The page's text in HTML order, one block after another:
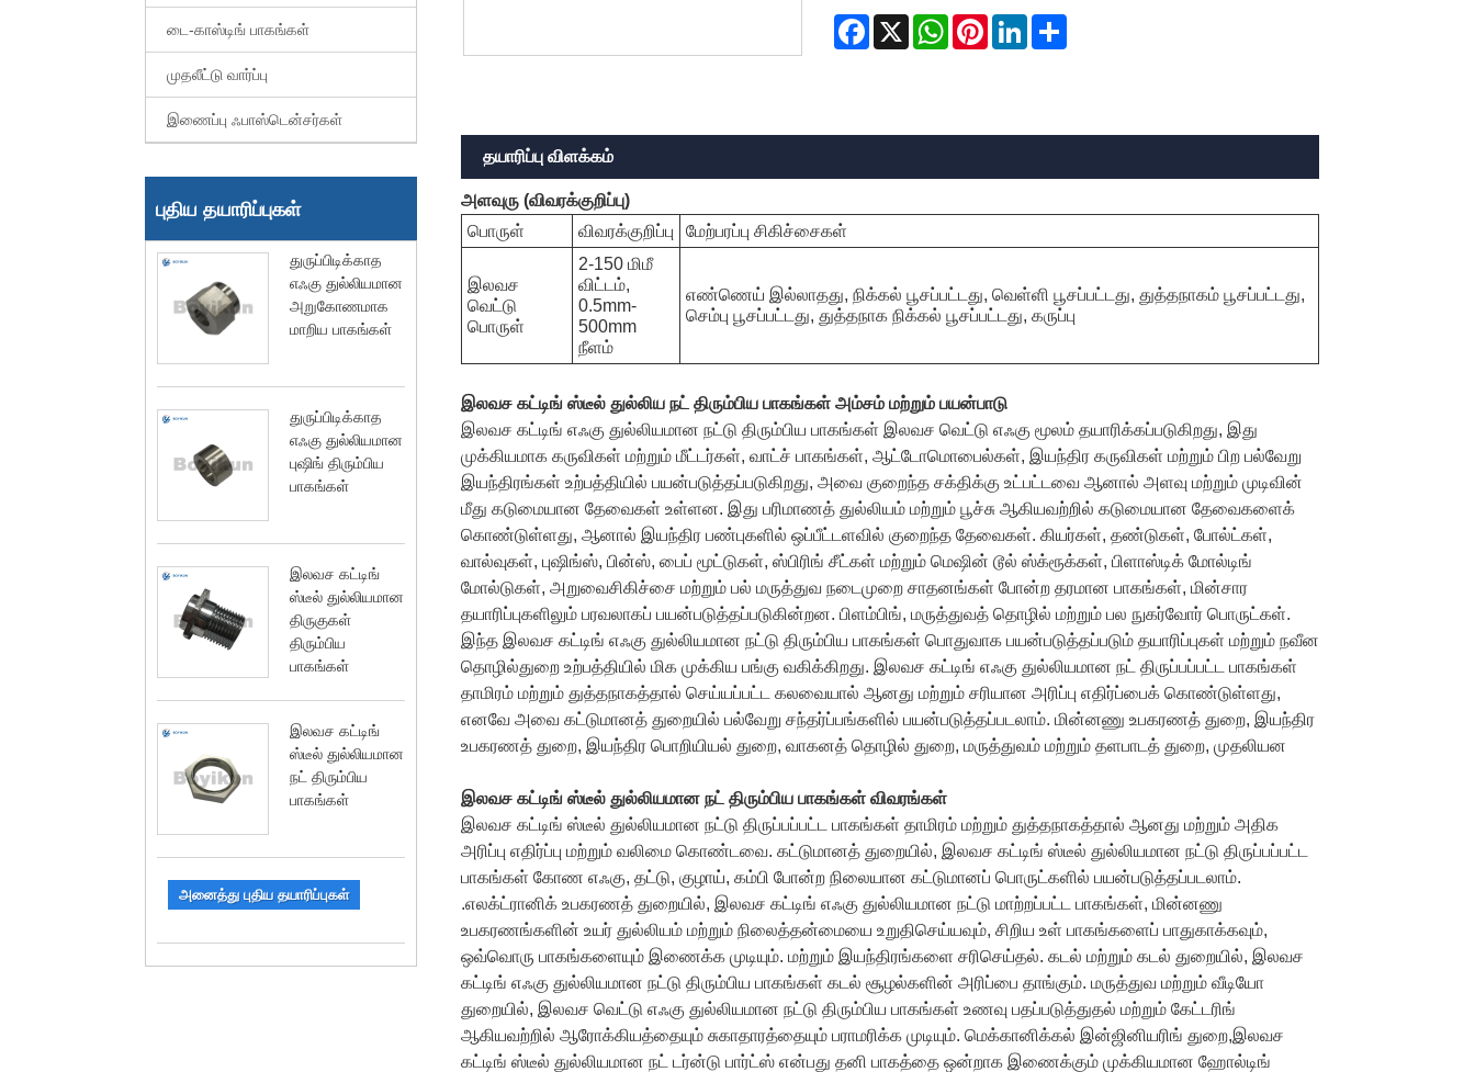
டை-காஸ்டிங் பாகங்கள்
முதலீட்டு வார்ப்பு
இணைப்பு ஃபாஸ்டென்சர்கள்
புதிய தயாரிப்புகள்
துருப்பிடிக்காத
எஃகு துல்லியமான
அறுகோணமாக
மாறிய பாகங்கள்
துருப்பிடிக்காத
எஃகு துல்லியமான
புஷிங் திரும்பிய
பாகங்கள்
இலவச கட்டிங்
ஸ்டீல் துல்லியமான
திருகுகள்
திரும்பிய
பாகங்கள்
இலவச கட்டிங்
ஸ்டீல் துல்லியமான
நட் திரும்பிய
பாகங்கள்
அனைத்து புதிய தயாரிப்புகள்
Facebook
X WhatsAppPinterestLinkedInShare
தயாரிப்பு விளக்கம்
அளவுரு (விவரக்குறிப்பு)
பொருள்
விவரக்குறிப்பு மேற்பரப்பு சிகிச்சைகள்
இலவச
வெட்டு
பொருள்
2-150 மிமீ
விட்டம்,
0.5mm-
500mm
நீளம்
எண்ணெய் இல்லாதது, நிக்கல் பூசப்பட்டது, வெள்ளி பூசப்பட்டது, துத்தநாகம் பூசப்பட்டது,
செம்பு பூசப்பட்டது, துத்தநாக நிக்கல் பூசப்பட்டது, கருப்பு
இலவச கட்டிங் ஸ்டீல் துல்லிய நட் திரும்பிய பாகங்கள் அம்சம் மற்றும் பயன்பாடு
இலவச கட்டிங் எஃகு துல்லியமான நட்டு திரும்பிய பாகங்கள் இலவச வெட்டு எஃகு மூலம் தயாரிக்கப்படுகிறது, இது
முக்கியமாக கருவிகள் மற்றும் மீட்டர்கள், வாட்ச் பாகங்கள், ஆட்டோமொபைல்கள், இயந்திர கருவிகள் மற்றும் பிற பல்வேறு
இயந்திரங்கள் உற்பத்தியில் பயன்படுத்தப்படுகிறது, அவை குறைந்த சக்திக்கு உட்பட்டவை ஆனால் அளவு மற்றும் முடிவின்
மீது கடுமையான தேவைகள் உள்ளன. இது பரிமாணத் துல்லியம் மற்றும் பூச்சு ஆகியவற்றில் கடுமையான தேவைகளைக்
கொண்டுள்ளது, ஆனால் இயந்திர பண்புகளில் ஒப்பீட்டளவில் குறைந்த தேவைகள். கியர்கள், தண்டுகள், போல்ட்கள்,
வால்வுகள், புஷிங்ஸ், பின்ஸ், பைப் மூட்டுகள், ஸ்பிரிங் சீட்கள் மற்றும் மெஷின் டூல் ஸ்க்ரூக்கள், பிளாஸ்டிக் மோல்டிங்
மோல்டுகள், அறுவைசிகிச்சை மற்றும் பல் மருத்துவ நடைமுறை சாதனங்கள் போன்ற தரமான பாகங்கள், மின்சார
தயாரிப்புகளிலும் பரவலாகப் பயன்படுத்தப்படுகின்றன. பிளம்பிங், மருத்துவத் தொழில் மற்றும் பல நுகர்வோர் பொருட்கள்.
இந்த இலவச கட்டிங் எஃகு துல்லியமான நட்டு திரும்பிய பாகங்கள் பொதுவாக பயன்படுத்தப்படும் தயாரிப்புகள் மற்றும் நவீன
தொழில்துறை உற்பத்தியில் மிக முக்கிய பங்கு வகிக்கிறது. இலவச கட்டிங் எஃகு துல்லியமான நட் திருப்பப்பட்ட பாகங்கள்
தாமிரம் மற்றும் துத்தநாகத்தால் செய்யப்பட்ட கலவையால் ஆனது மற்றும் சரியான அரிப்பு எதிர்ப்பைக் கொண்டுள்ளது,
எனவே அவை கட்டுமானத் துறையில் பல்வேறு சந்தர்ப்பங்களில் பயன்படுத்தப்படலாம். மின்னணு உபகரணத் துறை, இயந்திர
உபகரணத் துறை, இயந்திர பொறியியல் துறை, வாகனத் தொழில் துறை, மருத்துவம் மற்றும் தளபாடத் துறை, முதலியன
இலவச கட்டிங் ஸ்டீல் துல்லியமான நட் திரும்பிய பாகங்கள் விவரங்கள்
இலவச கட்டிங் ஸ்டீல் துல்லியமான நட்டு திருப்பப்பட்ட பாகங்கள் தாமிரம் மற்றும் துத்தநாகத்தால் ஆனது மற்றும் அதிக
அரிப்பு எதிர்ப்பு மற்றும் வலிமை கொண்டவை. கட்டுமானத் துறையில், இலவச கட்டிங் ஸ்டீல் துல்லியமான நட்டு திருப்பப்பட்ட
பாகங்கள் கோண எஃகு, தட்டு, குழாய், கம்பி போன்ற நிலையான கட்டுமானப் பொருட்களில் பயன்படுத்தப்படலாம்.
.எலக்ட்ரானிக் உபகரணத் துறையில், இலவச கட்டிங் எஃகு துல்லியமான நட்டு மாற்றப்பட்ட பாகங்கள், மின்னணு
உபகரணங்களின் உயர் துல்லியம் மற்றும் நிலைத்தன்மையை உறுதிசெய்யவும், சிறிய உள் பாகங்களைப் பாதுகாக்கவும்,
ஒவ்வொரு பாகங்களையும் இணைக்க முடியும். மற்றும் இயந்திரங்களை சரிசெய்தல். கடல் மற்றும் கடல் துறையில், இலவச
கட்டிங் எஃகு துல்லியமான நட்டு திரும்பிய பாகங்கள் கடல் சூழல்களின் அரிப்பை தாங்கும். மருத்துவ மற்றும் வீடியோ
துறையில், இலவச வெட்டு எஃகு துல்லியமான நட்டு திரும்பிய பாகங்கள் உணவு பதப்படுத்துதல் மற்றும் கேட்டரிங்
ஆகியவற்றில் ஆரோக்கியத்தையும் சுகாதாரத்தையும் பராமரிக்க முடியும். மெக்கானிக்கல் இன்ஜினியரிங் துறை,இலவச
கட்டிங் ஸ்டீல் துல்லியமான நட் டர்ன்டு பார்ட்ஸ் என்பது தனி பாகத்தை ஒன்றாக இணைக்கும் முக்கியமான ஹோல்டிங்